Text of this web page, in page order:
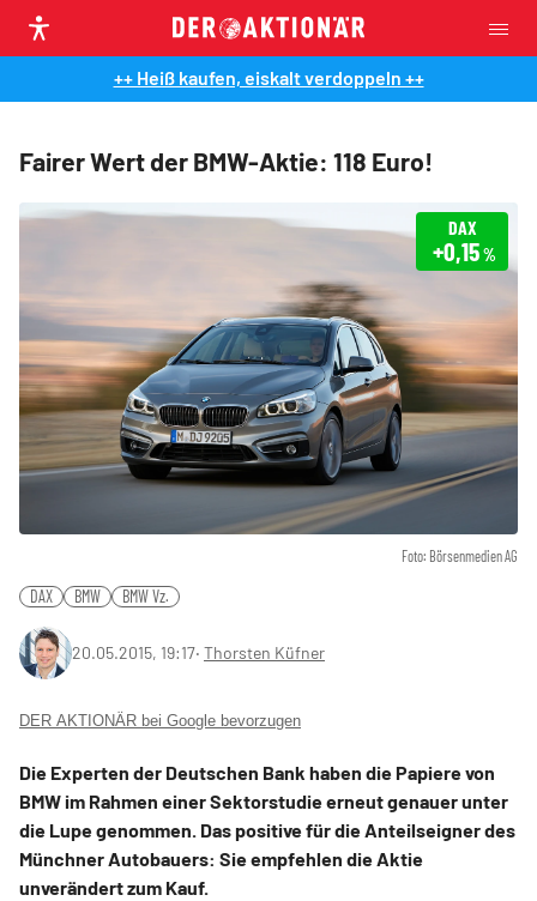
++ Heiß kaufen, eiskalt verdoppeln ++
Fairer Wert der BMW-Aktie: 118 Euro!
Foto: Börsenmedien AG
DAX
+0,15%
DAX BMW BMW Vz.
20.05.2015, 19:17‧ Thorsten Küfner
DER AKTIONÄR bei Google bevorzugen
Die Experten der Deutschen Bank haben die Papiere von
BMW im Rahmen einer Sektorstudie erneut genauer unter
die Lupe genommen. Das positive für die Anteilseigner des
Münchner Autobauers: Sie empfehlen die Aktie
unverändert zum Kauf.